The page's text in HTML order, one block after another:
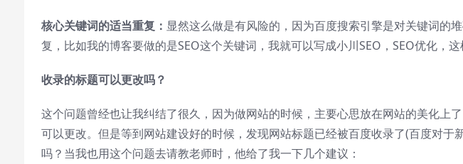
核心关键词的适当重复： 显然这么做是有风险的，因为百度搜索引擎是对关键词的
复，比如我的博客要做的是SEO这个关键词，我就可以写成小川SEO，SEO优化，
收录的标题可以更改吗？
这个问题曾经也让我纠结了很久，因为做网站的时候，主要心思放在网站的美化上
可以更改。但是等到网站建设好的时候，发现网站标题已经被百度收录了(百度对于
吗？当我也用这个问题去请教老师时，他给了我一下几个建议：